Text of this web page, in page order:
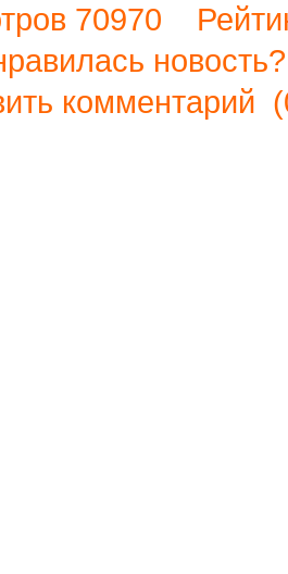
70970
комментарий